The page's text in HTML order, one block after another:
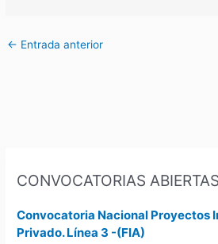
← Entrada anterior
CONVOCATORIAS ABIERTAS
Convocatoria Nacional Proyectos
Privado. Línea 3 -(FIA)